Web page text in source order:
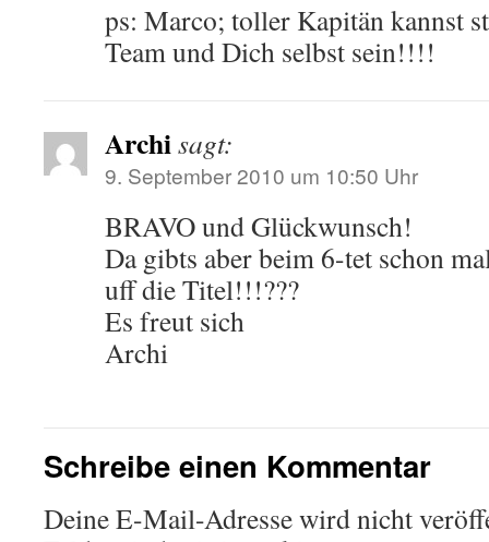
ps: Marco; toller Kapitän kannst
Team und Dich selbst sein!!!!
Archisagt:
9. September 2010 um 10:50 Uhr
BRAVO und Glückwunsch!
Da gibts aber beim 6-tet schon
uff die Titel!!!???
Es freut sich
Archi
Schreibe einen Kommentar
Deine E-Mail-Adresse wird nicht